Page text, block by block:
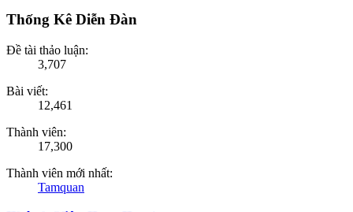
Thống Kê Diễn Đàn
Đề tài thảo luận:
3,707
Bài viết:
12,461
Thành viên:
17,300
Thành viên mới nhất:
Tamquan